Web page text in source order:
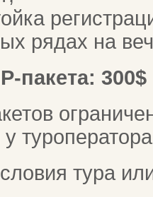
рядах на
пакета: 300$
тура